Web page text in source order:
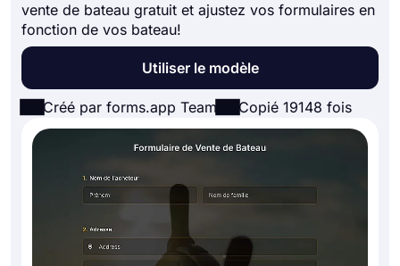
vente de bateau gratuit et ajustez vos formulaires en
fonction de vos bateau!
Utiliser le modèle
Créé par forms.app Team Copié 19148 fois